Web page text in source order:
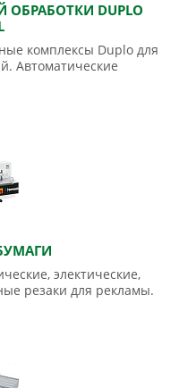
DUPLO
комплексы Duplo для
Автоматические
электические,
резаки для рекламы.